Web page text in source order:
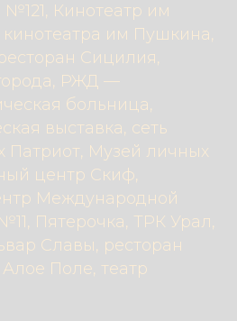
Кинотеатр им
им Пушкина,
Сицилия,
РЖД —
больница,
выставка, сеть
Патриот, Музей личных
центр Скиф,
Международной
Пятерочка, ТРК Урал,
Славы, ресторан
Поле, театр